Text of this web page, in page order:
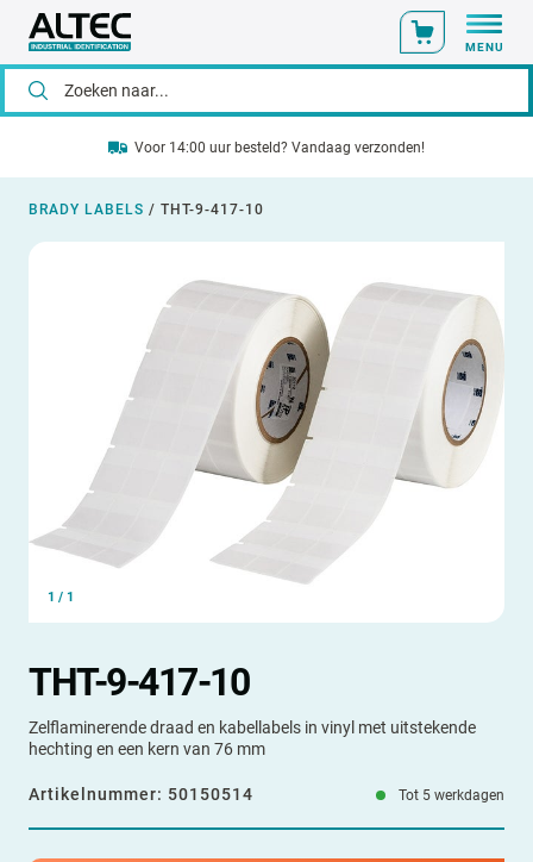
MENU
Voor 14:00 uur besteld? Vandaag verzonden!
BRADY LABELS / THT-9-417-10
1 / 1
THT-9-417-10
Zelflaminerende draad en kabellabels in vinyl met uitstekende
hechting en een kern van 76 mm
Artikelnummer: 50150514 Tot 5 werkdagen